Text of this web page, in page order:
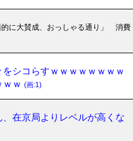
に大賛成、おっしゃる通り」 消費
をシコらすｗｗｗｗｗｗｗｗ
ｗ (画:1)
、在京局よりレベルが高くな